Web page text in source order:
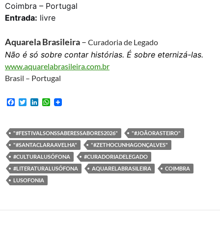
Coimbra – Portugal
Entrada: livre
Aquarela Brasileira– Curadoria de Legado
Não é só sobre contar histórias. É sobre eternizá-las.
www.aquarelabrasileira.com.br
Brasil – Portugal
F
b
o
o
k
T
t
e
r
e
d
I
n
W
s
A
p
p
"#FESTIVALSONSSABERESSABORES2026"
"#JOÃORASTEIRO"
"#SANTACLARAAVELHA"
"#ZETHOCUNHAGONÇALVES"
#CULTURALUSÓFONA
#CURADORIADELEGADO
#LITERATURALUSÓFONA
AQUARELABRASILEIRA
COIMBRA
LUSOFONIA